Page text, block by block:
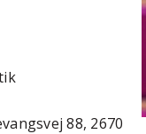
88, 2670